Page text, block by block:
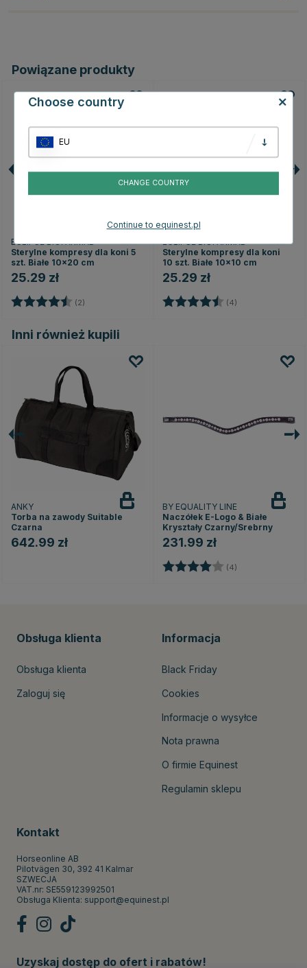
Powiązane produkty
ECLIPSE BIOFARMAB
Sterylne kompresy dla koni 5
szt. Białe 10x20 cm
25.29 zł
Ocena: (2)
ECLIPSE BIOFARMAB
Sterylne kompresy dla koni
10 szt. Białe 10x10 cm
25.29 zł
Ocena: (4)
Inni również kupili
ANKY
Torba na zawody Suitable
Czarna
642.99 zł
BY EQUALITY LINE
Naczółek E-Logo & Białe
Kryształy Czarny/Srebrny
231.99 zł
Ocena: (4)
Obsługa klienta
Obsługa klienta
Zaloguj się
Informacja
Black Friday
Cookies
Informacje o wysyłce
Nota prawna
O firmie Equinest
Regulamin sklepu
Kontakt
Horseonline AB
Pilotvägen 30, 392 41 Kalmar
SZWECJA
VAT.nr: SE559123992501
Obsługa Klienta: support@equinest.pl
Uzyskaj dostęp do ofert i rabatów!
Choose country
EU
CHANGE COUNTRY
Continue to equinest.pl